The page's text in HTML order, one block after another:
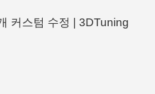
커스텀 수정 | 3DTuning